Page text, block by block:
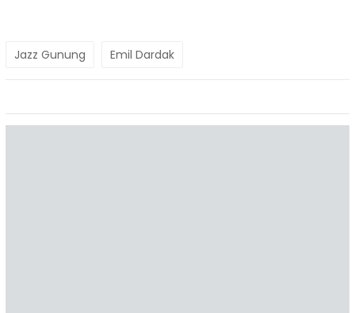
Jazz Gunung Emil Dardak